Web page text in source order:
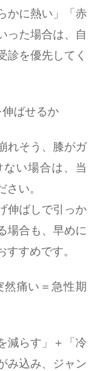
かに熱い」「赤
った場合は、自
診を優先してく
ばせるか
れそう、膝がガ
い場合は、当
い。
伸ばしで引っか
場合も、早めに
すめです。
痛い＝急性期
減らす」＋「冷
み込み、ジャン